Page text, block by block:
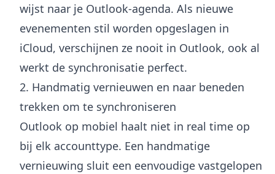
wijst naar je Outlook-agenda. Als nieuwe
evenementen stil worden opgeslagen in
iCloud, verschijnen ze nooit in Outlook, ook al
werkt de synchronisatie perfect.
2. Handmatig vernieuwen en naar beneden
trekken om te synchroniseren
Outlook op mobiel haalt niet in real time op
bij elk accounttype. Een handmatige
vernieuwing sluit een eenvoudige vastgelopen